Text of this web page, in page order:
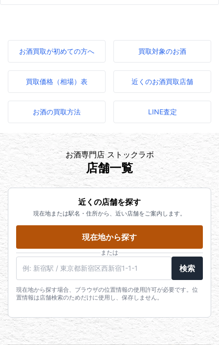
お酒買取が初めての方へ 買取対象のお酒
買取価格（相場）表 近くのお酒買取店舗
お酒の買取方法 LINE査定
お酒専門店 ストックラボ
店舗一覧
近くの店舗を探す
現在地または駅名・住所から、近い店舗をご案内します。
現在地から探す
または
検索
現在地から探す場合、ブラウザの位置情報の使用許可が必要です。位
置情報は店舗検索のためだけに使用し、保存しません。